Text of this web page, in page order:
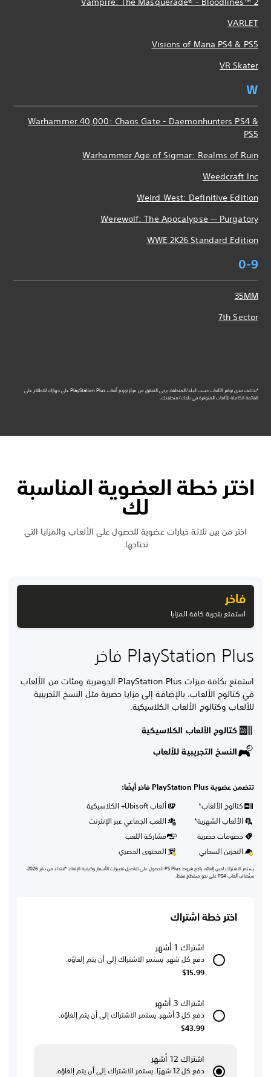
VARLET
Visions of Mana PS4 & PS5
VR Skater
W
Warhammer 40,000: Chaos Gate - Daemonhunters PS4 &
PS5
Warhammer Age of Sigmar: Realms of Ruin
Weedcraft Inc
Weird West: Definitive Edition
Werewolf: The Apocalypse — Purgatory
WWE 2K26 Standard Edition
0-9
35MM
7th Sector
*يختلف مدى توافر الألعاب حسب البلد/المنطقة. يرجى التحقق من مركز توزيع ألعاب PlayStation Plus على جهازك للاطلاع على
القائمة الكاملة للألعاب المتوفرة في بلدك/منطقتك.
اختر خطة العضوية المناسبة
لك
اختر من بين ثلاثة خيارات عضوية للحصول على الألعاب والمزايا التي
تحتاجها.
فاخر
استمتع بتجربة كافة المزايا
PlayStation Plus فاخر
استمتع بكافة ميزات PlayStation Plus الجوهرية ومئات من الألعاب
في كتالوج الألعاب، بالإضافة إلى مزايا حصرية مثل النسخ التجريبية
للألعاب وكتالوج الألعاب الكلاسيكية.
كتالوج الألعاب الكلاسيكية
النسخ التجريبية للألعاب
تتضمن عضوية PlayStation Plus فاخر أيضًا:
كتالوج الألعاب*
ألعاب Ubisoft+ الكلاسيكية
الألعاب الشهرية*
اللعب الجماعي عبر الإنترنت
خصومات حصرية
مشاركة اللعب
التخزين السحابي
المحتوى الحصري
يستمر الاشتراك لحين إلغائه. راجع شروط PS Plus للحصول على تفاصيل تغييرات الأسعار وكيفية الإلغاء. *ابتداءً من يناير 2026،
ستُضاف ألعاب PS4 على نحو متقطع فقط.
اختر خطة اشتراك
اشتراك 1 أشهر
دفع كل شهر. يستمر الاشتراك إلى أن يتم إلغاؤه.
$15.99
اشتراك 3 أشهر
دفع كل 3 أشهر. يستمر الاشتراك إلى أن يتم إلغاؤه.
$43.99
اشتراك 12 أشهر
دفع كل 12 شهرًا. يستمر الاشتراك إلى أن يتم إلغاؤه.